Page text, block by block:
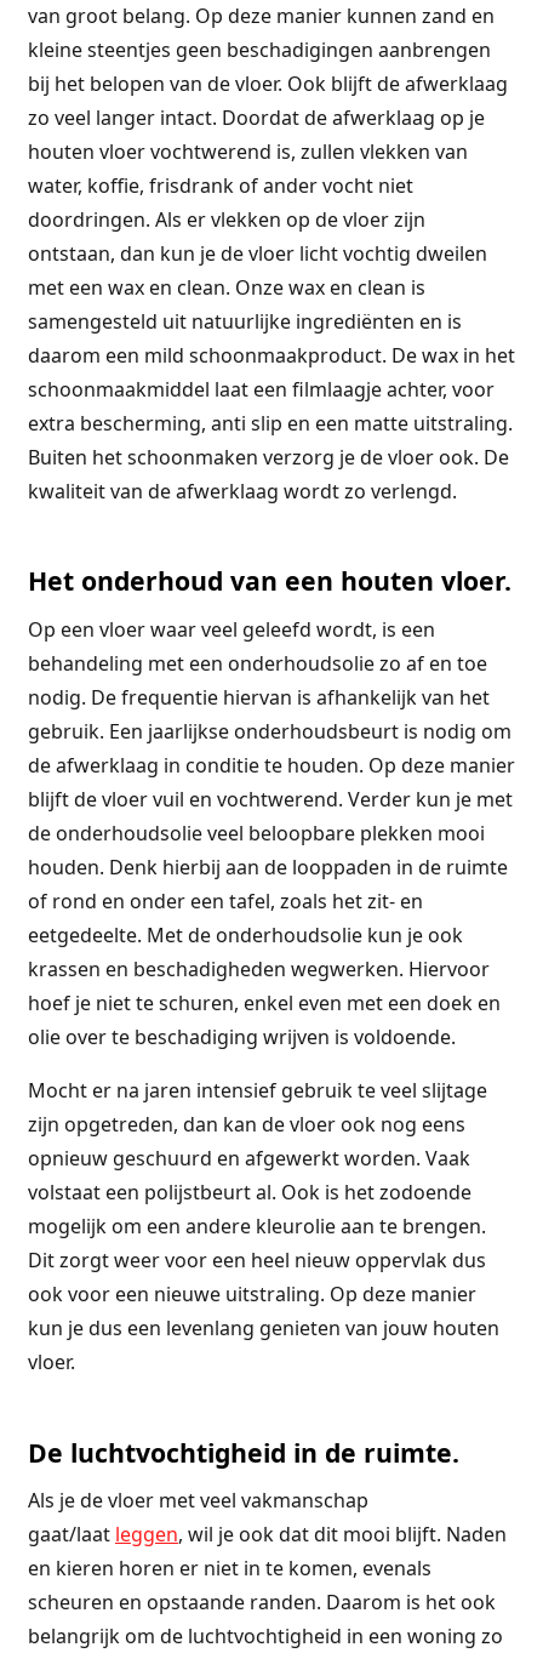
van groot belang. Op deze manier kunnen zand en
kleine steentjes geen beschadigingen aanbrengen
bij het belopen van de vloer. Ook blijft de afwerklaag
zo veel langer intact. Doordat de afwerklaag op je
houten vloer vochtwerend is, zullen vlekken van
water, koffie, frisdrank of ander vocht niet
doordringen. Als er vlekken op de vloer zijn
ontstaan, dan kun je de vloer licht vochtig dweilen
met een wax en clean. Onze wax en clean is
samengesteld uit natuurlijke ingrediënten en is
daarom een mild schoonmaakproduct. De wax in het
schoonmaakmiddel laat een filmlaagje achter, voor
extra bescherming, anti slip en een matte uitstraling.
Buiten het schoonmaken verzorg je de vloer ook. De
kwaliteit van de afwerklaag wordt zo verlengd.
Het onderhoud van een houten vloer.
Op een vloer waar veel geleefd wordt, is een
behandeling met een onderhoudsolie zo af en toe
nodig. De frequentie hiervan is afhankelijk van het
gebruik. Een jaarlijkse onderhoudsbeurt is nodig om
de afwerklaag in conditie te houden. Op deze manier
blijft de vloer vuil en vochtwerend. Verder kun je met
de onderhoudsolie veel beloopbare plekken mooi
houden. Denk hierbij aan de looppaden in de ruimte
of rond en onder een tafel, zoals het zit- en
eetgedeelte. Met de onderhoudsolie kun je ook
krassen en beschadigheden wegwerken. Hiervoor
hoef je niet te schuren, enkel even met een doek en
olie over te beschadiging wrijven is voldoende.
Mocht er na jaren intensief gebruik te veel slijtage
zijn opgetreden, dan kan de vloer ook nog eens
opnieuw geschuurd en afgewerkt worden. Vaak
volstaat een polijstbeurt al. Ook is het zodoende
mogelijk om een andere kleurolie aan te brengen.
Dit zorgt weer voor een heel nieuw oppervlak dus
ook voor een nieuwe uitstraling. Op deze manier
kun je dus een levenlang genieten van jouw houten
vloer.
De luchtvochtigheid in de ruimte.
Als je de vloer met veel vakmanschap
gaat/laat leggen, wil je ook dat dit mooi blijft. Naden
en kieren horen er niet in te komen, evenals
scheuren en opstaande randen. Daarom is het ook
belangrijk om de luchtvochtigheid in een woning zo